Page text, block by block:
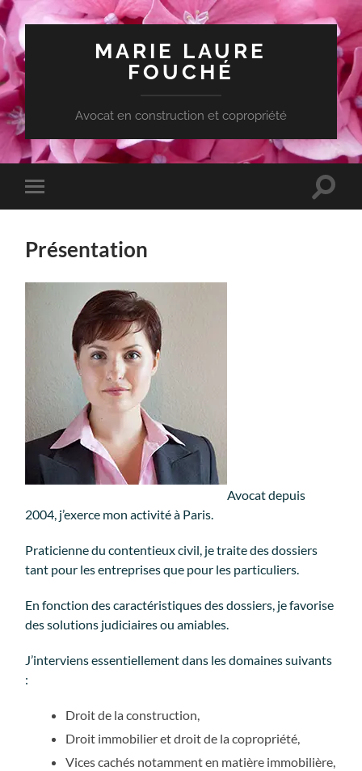
MARIE LAURE
FOUCHÉ
Avocat en construction et copropriété
Toggle
mobile
Toggle
Présentation
Avocat depuis
2004, j’exerce mon activité à Paris.
Praticienne du contentieux civil, je traite des dossiers
tant pour les entreprises que pour les particuliers.
En fonction des caractéristiques des dossiers, je favorise
des solutions judiciaires ou amiables.
J’interviens essentiellement dans les domaines suivants
:
Droit de la construction,
Droit immobilier et droit de la copropriété,
Vices cachés notamment en matière immobilière,